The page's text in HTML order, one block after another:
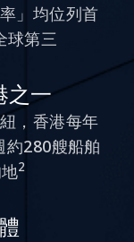
」均位列首
球第三
之一
，香港每年
約280艘船舶
2